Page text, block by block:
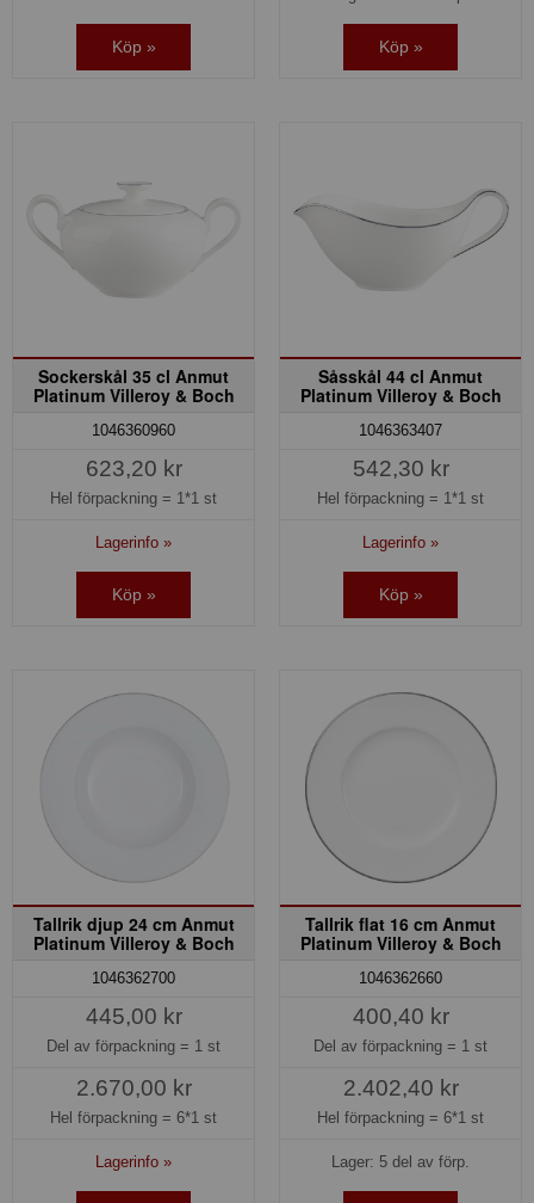
Köp » Köp »
Sockerskål 35 cl Anmut
Platinum Villeroy & Boch
1046360960
623,20 kr
Hel förpackning = 1*1 st
Lagerinfo »
Köp »
Såsskål 44 cl Anmut
Platinum Villeroy & Boch
1046363407
542,30 kr
Hel förpackning = 1*1 st
Lagerinfo »
Köp »
Tallrik djup 24 cm Anmut
Platinum Villeroy & Boch
1046362700
445,00 kr
Del av förpackning = 1 st
2.670,00 kr
Hel förpackning = 6*1 st
Lagerinfo »
Tallrik flat 16 cm Anmut
Platinum Villeroy & Boch
1046362660
400,40 kr
Del av förpackning = 1 st
2.402,40 kr
Hel förpackning = 6*1 st
Lager: 5 del av förp.